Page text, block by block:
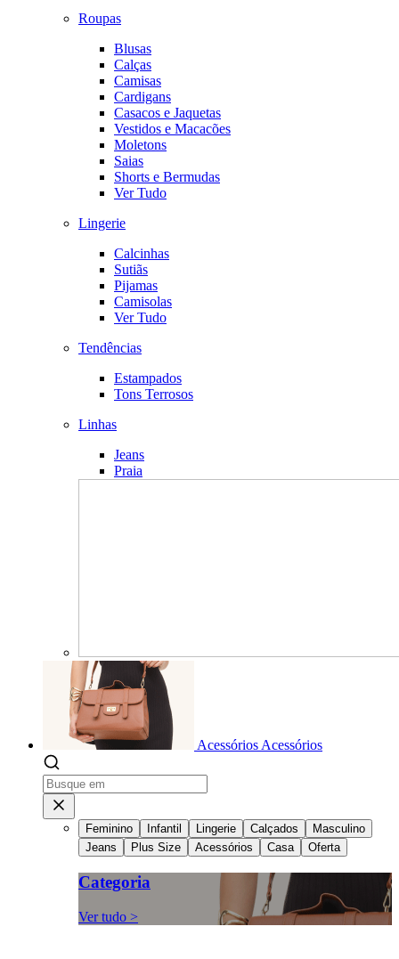
Roupas
Blusas
Calças
Camisas
Cardigans
Casacos e Jaquetas
Vestidos e Macacões
Moletons
Saias
Shorts e Bermudas
Ver Tudo
Lingerie
Calcinhas
Sutiãs
Pijamas
Camisolas
Ver Tudo
Tendências
Estampados
Tons Terrosos
Linhas
Jeans
Praia
Acessórios Acessórios
Feminino Infantil Lingerie Calçados
Masculino
Jeans
Plus Size Acessórios Casa Oferta
Categoria
Ver tudo >